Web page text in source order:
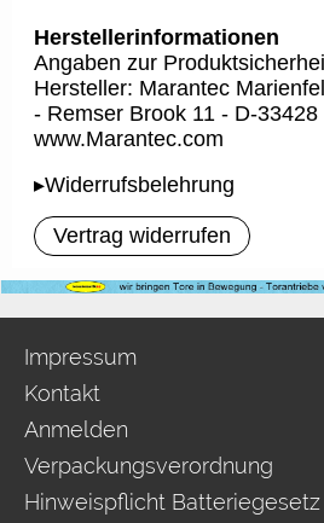
Herstellerinformationen
Angaben zur
Hersteller: Marantec
- Remser Brook 11 - D-33428
www.Marantec.com
▸Widerrufsbelehrung
Vertrag widerrufen
Impressum
Kontakt
Anmelden
Verpackungsverordnung
Hinweispflicht Batteriegesetz